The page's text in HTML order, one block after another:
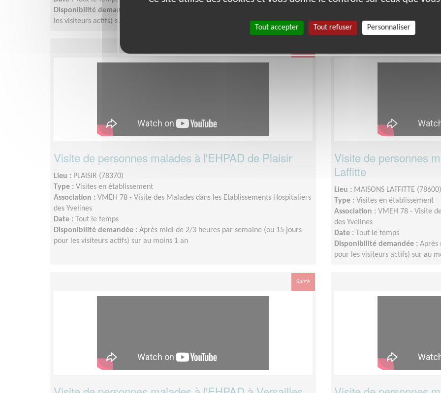
Disponibilité demandée :
les visiteurs actifs) sur au moins 1 an
Visite de personnes malades à l'EHPAD de Plaisir
Lieu : PLAISIR (78370)
Type : Visites en établissement
Association : VMEH 78 - Visite des Malades dans les Etablissements Hospitaliers
des Yvelines
Date : Tout le temps
Disponibilité demandée : Après midi de 2/3 heures par semaine (ou 15 jours
pour les visiteurs actifs) sur au moins 1 an
Visite de personnes
Laffitte
Lieu : MAISONS LAFFITTE (78600)
Type : Visites en établissement
Association : VMEH 78 - Visite
des Yvelines
Date : Tout le temps
Disponibilité demandée : Après
pour les visiteurs actifs) sur au
Santé
Tout accepter Tout refuser Personnaliser